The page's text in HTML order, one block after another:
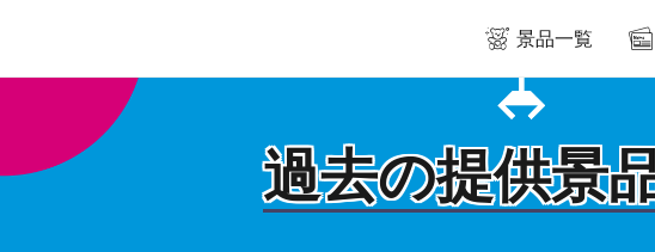
景品一覧
過去の提供景